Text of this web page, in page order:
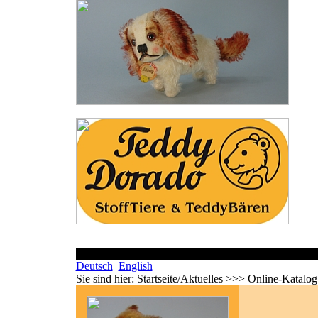
Deutsch English
Sie sind hier: Startseite/Aktuelles >>> Online-